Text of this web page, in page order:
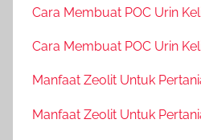
Cara Membuat POC Urin
Cara Membuat POC Urin
Manfaat Zeolit Untuk
Manfaat Zeolit Untuk